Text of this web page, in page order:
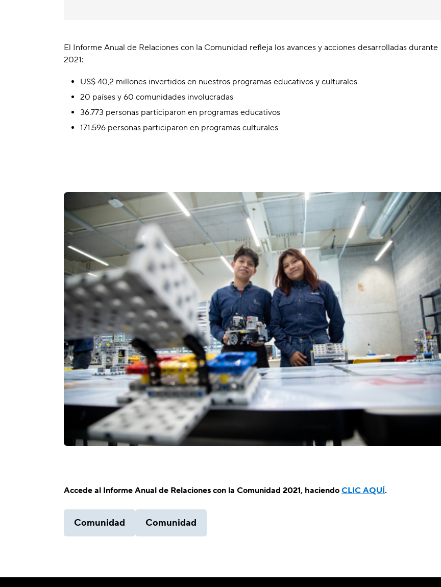
El Informe Anual de Relaciones con la Comunidad refleja los avances y acciones desarrolladas durante
2021:
US$ 40,2 millones invertidos en nuestros programas educativos y culturales
20 países y 60 comunidades involucradas
36.773 personas participaron en programas educativos
171.596 personas participaron en programas culturales
Accede al Informe Anual de Relaciones con la Comunidad 2021, haciendo CLIC AQUÍ.
Comunidad Comunidad